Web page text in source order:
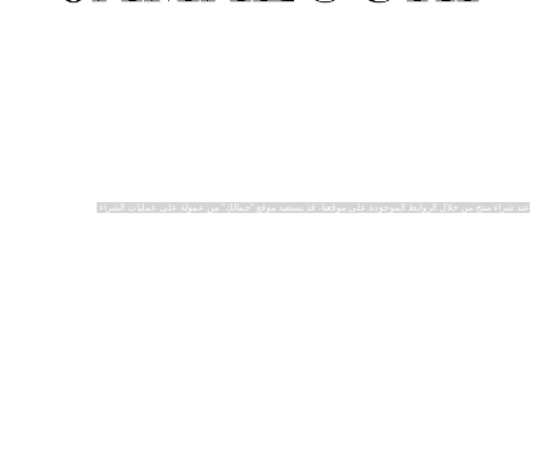
عند شراء منتج من خلال الروابط الموجودة على موقعنا، قد يستفيد موقع "جمالكِ" من عمولة على عمليات الشراء